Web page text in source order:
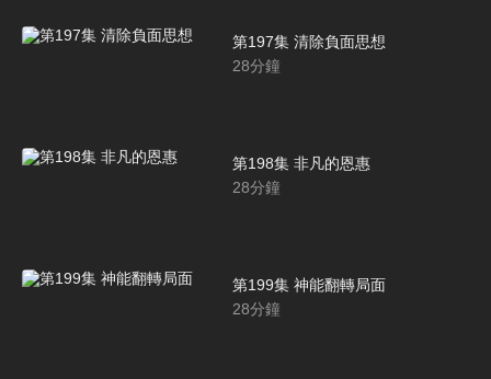
第197集 清除負面思想
28分鐘
第198集 非凡的恩惠
28分鐘
第199集 神能翻轉局面
28分鐘